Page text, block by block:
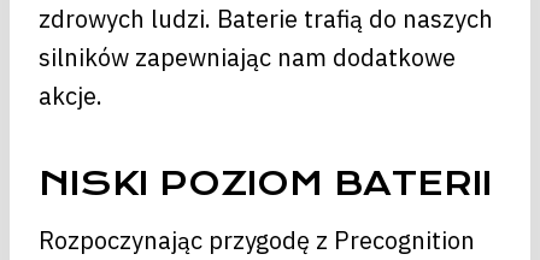
zdrowych ludzi. Baterie trafią do naszych
silników zapewniając nam dodatkowe
akcje.
NISKI POZIOM BATERII
Rozpoczynając przygodę z Precognition